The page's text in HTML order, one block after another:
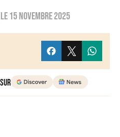
15 novembre 2025